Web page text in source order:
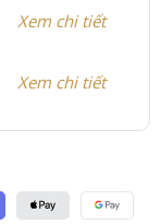
Xem chi tiết
Xem chi tiết